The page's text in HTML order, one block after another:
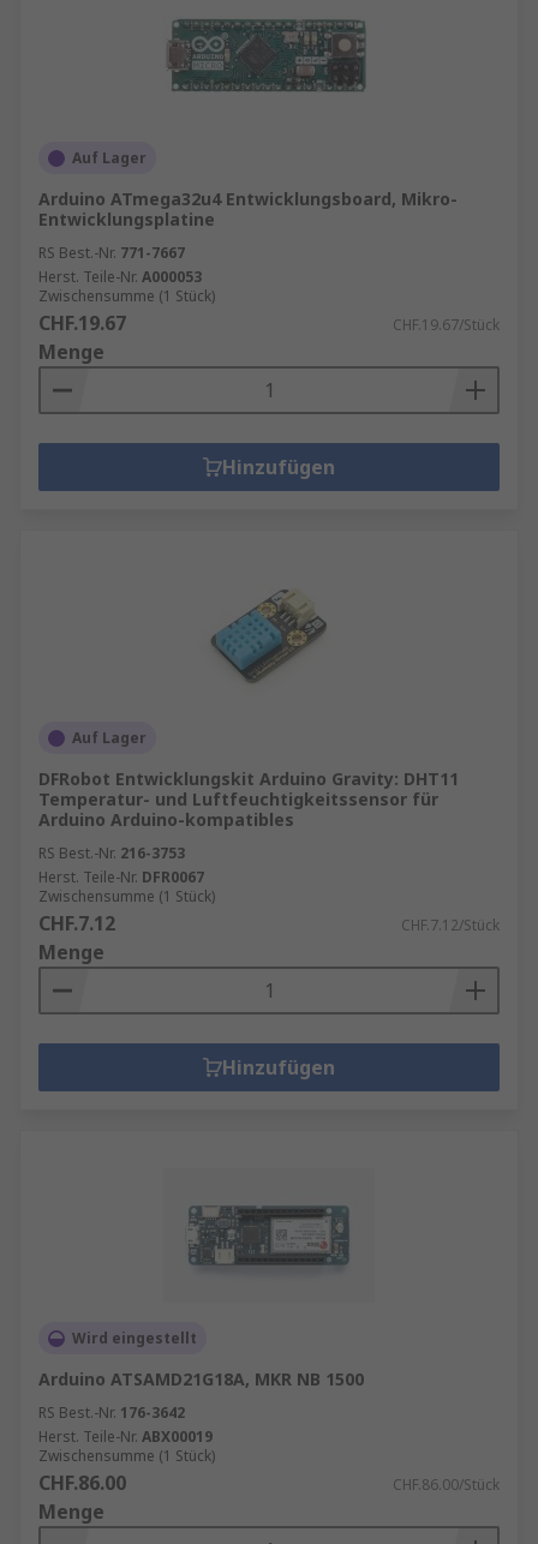
Auf Lager
Arduino ATmega32u4 Entwicklungsboard, Mikro-
Entwicklungsplatine
RS Best.-Nr. 771-7667
Herst. Teile-Nr. A000053
Zwischensumme (1 Stück)
CHF.19.67 CHF.19.67/Stück
Menge
Hinzufügen
Auf Lager
DFRobot Entwicklungskit Arduino Gravity: DHT11
Temperatur- und Luftfeuchtigkeitssensor für
Arduino Arduino-kompatibles
RS Best.-Nr. 216-3753
Herst. Teile-Nr. DFR0067
Zwischensumme (1 Stück)
CHF.7.12 CHF.7.12/Stück
Menge
Hinzufügen
Wird eingestellt
Arduino ATSAMD21G18A, MKR NB 1500
RS Best.-Nr. 176-3642
Herst. Teile-Nr. ABX00019
Zwischensumme (1 Stück)
CHF.86.00 CHF.86.00/Stück
Menge